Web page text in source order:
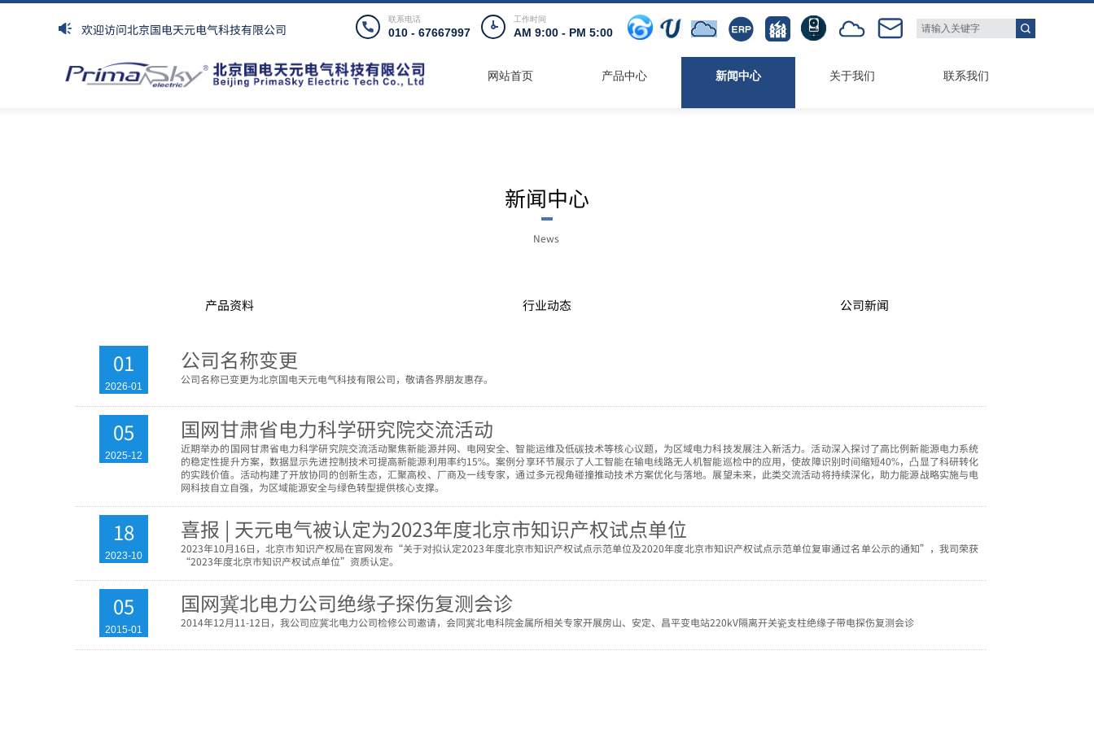
010 - 67667997
工作时间
AM 9:00 - PM 5:00
联系电话
欢迎访问北京国电天元电气科技有限公司
网站首页 产品中心 新闻中心 关于我们 联系我们
News
新闻中心
产品资料 行业动态 公司新闻
01
2026-01
公司名称变更
公司名称已变更为北京国电天元电气科技有限公司，敬请各界朋友惠存。
05
2025-12
国网甘肃省电力科学研究院交流活动
近期举办的国网甘肃省电力科学研究院交流活动聚焦新能源并网、电网安全、智能运维及低碳技术等核心议题，为区域电力科技发展注入新活力。活动深入探讨了高比例新能源电力系统
的稳定性提升方案，数据显示先进控制技术可提高新能源利用率约15%。案例分享环节展示了人工智能在输电线路无人机智能巡检中的应用，使故障识别时间缩短40%，凸显了科研转化
的实践价值。活动构建了开放协同的创新生态，汇聚高校、厂商及一线专家，通过多元视角碰撞推动技术方案优化与落地。展望未来，此类交流活动将持续深化，助力能源战略实施与电
网科技自立自强，为区域能源安全与绿色转型提供核心支撑。
18
2023-10
喜报 | 天元电气被认定为2023年度北京市知识产权试点单位
2023年10月16日，北京市知识产权局在官网发布“关于对拟认定2023年度北京市知识产权试点示范单位及2020年度北京市知识产权试点示范单位复审通过名单公示的通知”，我司荣获
“2023年度北京市知识产权试点单位”资质认定。
05
2015-01
国网冀北电力公司绝缘子探伤复测会诊
2014年12月11-12日，我公司应冀北电力公司检修公司邀请，会同冀北电科院金属所相关专家开展房山、安定、昌平变电站220kV隔离开关瓷支柱绝缘子带电探伤复测会诊